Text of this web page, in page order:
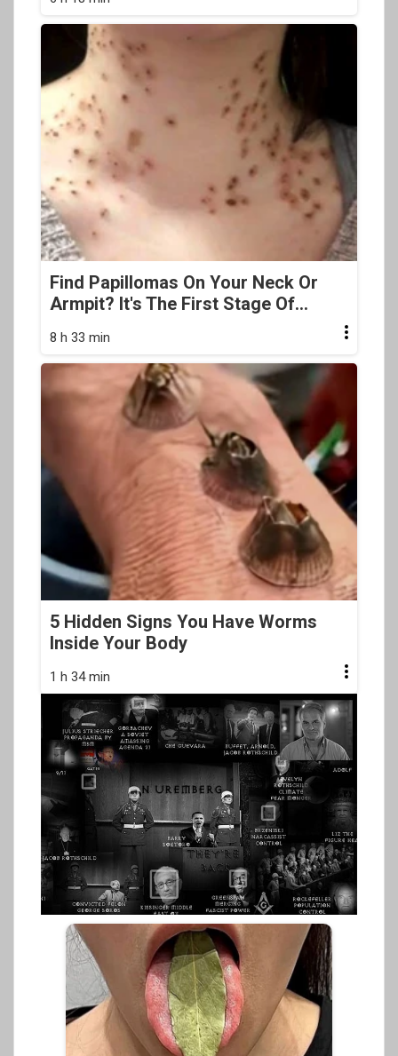
Find Papillomas On Your Neck Or
Armpit? It's The First Stage Of...
8 h 33 min
5 Hidden Signs You Have Worms
Inside Your Body
1 h 34 min